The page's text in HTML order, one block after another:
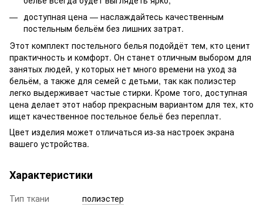
доступная цена — наслаждайтесь качественным
постельным бельём без лишних затрат.
Этот комплект постельного белья подойдёт тем, кто ценит
практичность и комфорт. Он станет отличным выбором для
занятых людей, у которых нет много времени на уход за
бельём, а также для семей с детьми, так как полиэстер
легко выдерживает частые стирки. Кроме того, доступная
цена делает этот набор прекрасным вариантом для тех, кто
ищет качественное постельное бельё без переплат.
Цвет изделия может отличаться из-за настроек экрана
вашего устройства.
Характеристики
Тип ткани
полиэстер